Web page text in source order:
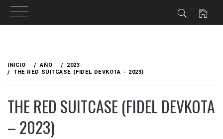
contenido
INICIO AÑO
2023
THE RED SUITCASE (FIDEL DEVKOTA – 2023)
THE RED SUITCASE (FIDEL DEVKOTA
– 2023)